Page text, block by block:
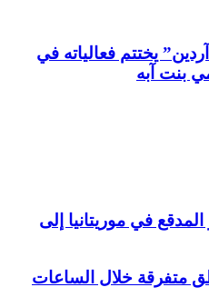
يختتم فعالياته في
بنت آبه
في موريتانيا إلى
متفرقة خلال الساعات